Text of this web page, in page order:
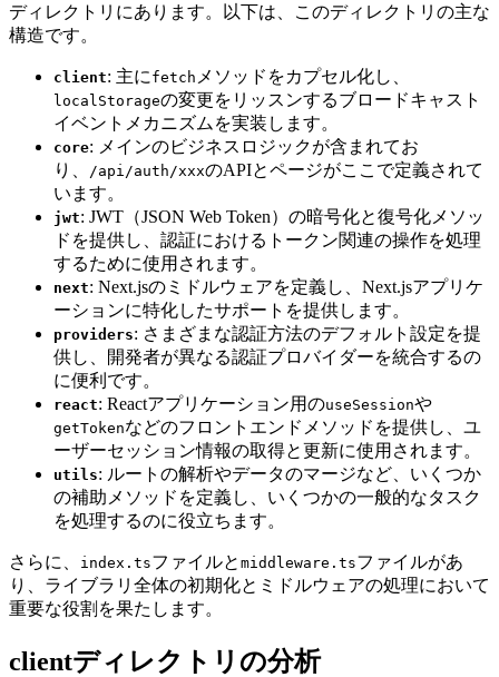
ディレクトリにあります。以下は、このディレクトリの主な
構造です。
client: 主に fetch メソッドをカプセル化し、
localStorageの変更をリッスンするブロードキャスト
イベントメカニズムを実装します。
core: メインのビジネスロジックが含まれてお
り、
/api/auth/xxxのAPIとページがここで定義されて
います。
jwt: JWT（JSON Web Token）の暗号化と復号化メソッ
ドを提供し、認証におけるトークン関連の操作を処理
するために使用されます。
next: Next.jsのミドルウェアを定義し、Next.jsアプリケ
ーションに特化したサポートを提供します。
providers: さまざまな認証方法のデフォルト設定を提
供し、開発者が異なる認証プロバイダーを統合するの
に便利です。
react: Reactアプリケーション用のuseSessionや
getTokenなどのフロントエンドメソッドを提供し、ユ
ーザーセッション情報の取得と更新に使用されます。
utils: ルートの解析やデータのマージなど、いくつか
の補助メソッドを定義し、いくつかの一般的なタスク
を処理するのに役立ちます。
さらに、 index.tsファイルと middleware.tsファイルがあ
り、ライブラリ全体の初期化とミドルウェアの処理において
重要な役割を果たします。
clientディレクトリの分析